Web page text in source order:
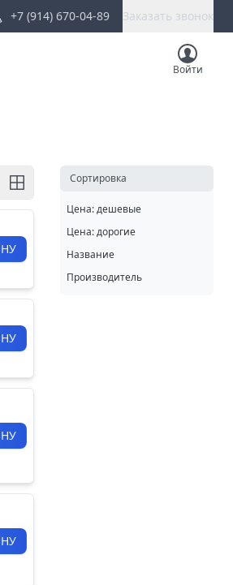
+7 (914) 670-04-89 Заказать звонок
Войти
Cортировка
Цена: дешевые
Цена: дорогие
Название
Производитель